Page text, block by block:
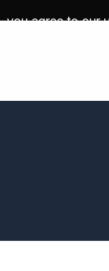
you agree to our